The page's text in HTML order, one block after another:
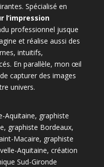
Spécialisé en
l’impression
professionnel jusque
et réalise aussi des
intuitifs,
En parallèle, mon œil
capturer des images
univers.
Aquitaine, graphiste
graphiste Bordeaux,
Macaire, graphiste
Aquitaine, création
Sud-Gironde